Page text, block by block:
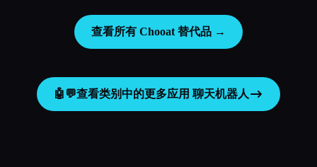
查看所有 Chooat 替代品 →
🤖💬查看类别中的更多应用 聊天机器人